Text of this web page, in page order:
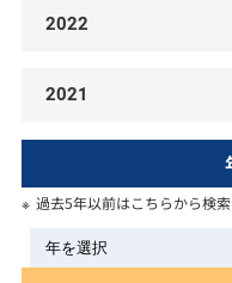
2022
2021
過去5年以前はこちらから検